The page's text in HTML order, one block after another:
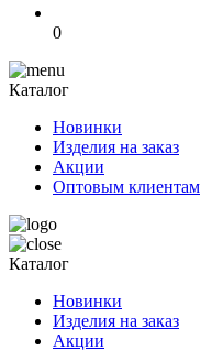
0
Каталог
Новинки
Изделия на заказ
Акции
Оптовым клиентам
Каталог
Новинки
Изделия на заказ
Акции